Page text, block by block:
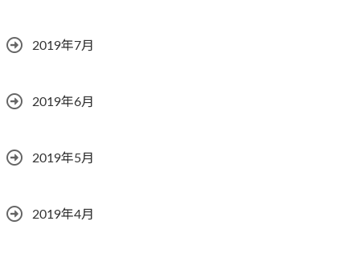
2019年7月
2019年6月
2019年5月
2019年4月